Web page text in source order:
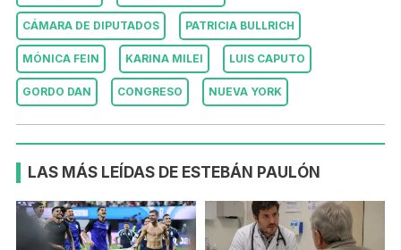
CÁMARA DE DIPUTADOS PATRICIA BULLRICH
MÓNICA FEIN KARINA MILEI LUIS CAPUTO
GORDO DAN CONGRESO NUEVA YORK
LAS MÁS LEÍDAS DE ESTEBÁN PAULÓN